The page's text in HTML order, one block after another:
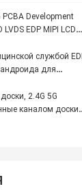
Development
EDP MIPI LCD
службой
андроида для
2.4G 5G
каналом доски